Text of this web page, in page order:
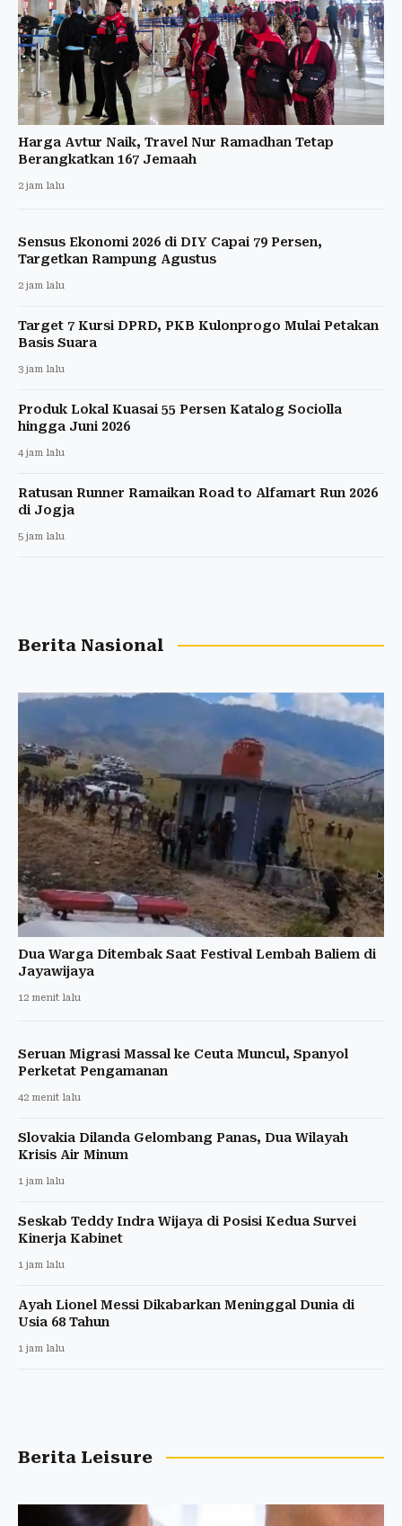
Harga Avtur Naik, Travel Nur Ramadhan Tetap
Berangkatkan 167 Jemaah
2 jam lalu
Sensus Ekonomi 2026 di DIY Capai 79 Persen,
Targetkan Rampung Agustus
2 jam lalu
Target 7 Kursi DPRD, PKB Kulonprogo Mulai Petakan
Basis Suara
3 jam lalu
Produk Lokal Kuasai 55 Persen Katalog Sociolla
hingga Juni 2026
4 jam lalu
Ratusan Runner Ramaikan Road to Alfamart Run 2026
di Jogja
5 jam lalu
Berita Nasional
Dua Warga Ditembak Saat Festival Lembah Baliem di
Jayawijaya
12 menit lalu
Seruan Migrasi Massal ke Ceuta Muncul, Spanyol
Perketat Pengamanan
42 menit lalu
Slovakia Dilanda Gelombang Panas, Dua Wilayah
Krisis Air Minum
1 jam lalu
Seskab Teddy Indra Wijaya di Posisi Kedua Survei
Kinerja Kabinet
1 jam lalu
Ayah Lionel Messi Dikabarkan Meninggal Dunia di
Usia 68 Tahun
1 jam lalu
Berita Leisure